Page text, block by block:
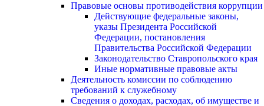
Правовые основы противодействия коррупции
Действующие федеральные законы,
указы Президента Российской
Федерации, постановления
Правительства Российской Федерации
Законодательство Ставропольского края
Иные нормативные правовые акты
Деятельность комиссии по соблюдению
требований к служебному
Сведения о доходах, расходах, об имуществе и